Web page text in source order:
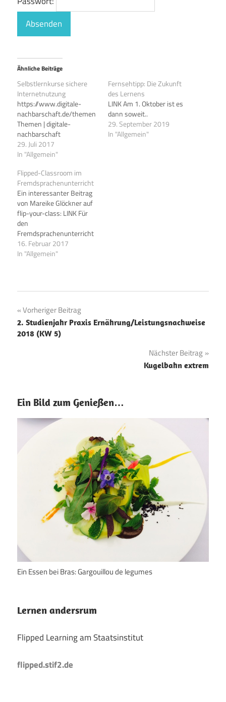
Ähnliche Beiträge
Selbstlernkurse sichere
Internetnutzung
https://www.digitale-
nachbarschaft.de/themen
Themen | digitale-
nachbarschaft
29. Juli 2017
In "Allgemein"
Fernsehtipp: Die Zukunft
des Lernens
LINK Am 1. Oktober ist es
dann soweit..
29. September 2019
In "Allgemein"
Flipped-Classroom im
Fremdsprachenunterricht
Ein interessanter Beitrag
von Mareike Glöckner auf
flip-your-class: LINK Für
den
Fremdsprachenunterricht
(FSU) bietet das Konzept
des Flipped Classroom
Möglichkeiten zur
kommunikativen
Fertigkeiten. Dadurch, dass
das Sprechen über neue
16. Februar 2017
In "Allgemein"
Beitragsnavigation
Vorheriger Beitrag
2. Studienjahr Praxis Ernährung/Leistungsnachweise
2018 (KW 5)
Nächster Beitrag
Kugelbahn extrem
Ein Bild zum Genießen…
Ein Essen bei Bras: Gargouillou de legumes
Lernen andersrum
Flipped Learning am Staatsinstitut
flipped.stif2.de